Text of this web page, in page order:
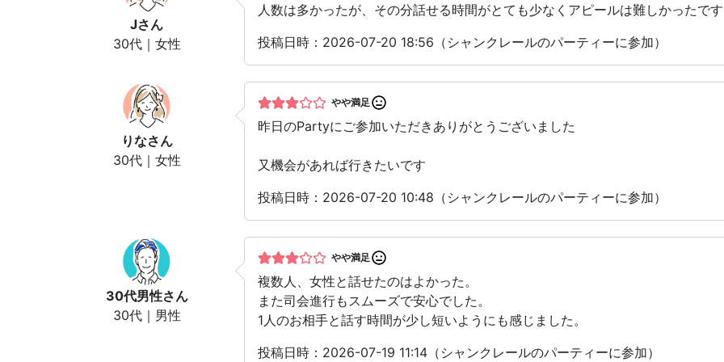
Jさん
30代｜女性
人数は多かったが、その分話せる時間がとても少なくアピールは難しかったで
投稿日時：2026-07-20 18:56（シャンクレールのパーティーに参加）
りなさん
30代｜女性
やや満足
昨日のPartyにご参加いただきありがとうございました
又機会があれば行きたいです
投稿日時：2026-07-20 10:48（シャンクレールのパーティーに参加）
30代男性さん
30代｜男性
やや満足
複数人、女性と話せたのはよかった。
また司会進行もスムーズで安心でした。
1人のお相手と話す時間が少し短いようにも感じました。
投稿日時：2026-07-19 11:14（シャンクレールのパーティーに参加）